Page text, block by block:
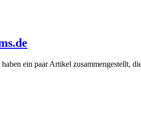
ein paar Artikel zusammengestellt,